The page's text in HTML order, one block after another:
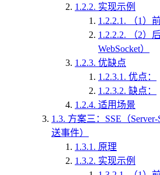
1.2.2. 实现示例
1.2.2.1.
（1）
1.2.2.2.
（2）
WebSocket）
1.2.3. 优缺点
1.2.3.1. 优点：
1.2.3.2. 缺点：
1.2.4. 适用场景
1.3. 方案三：SSE（
送事件）
1.3.1. 原理
1.3.2. 实现示例